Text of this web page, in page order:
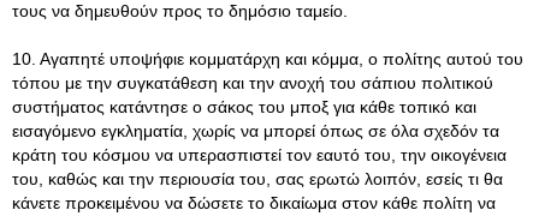
τους να δημευθούν προς το δημόσιο ταμείο.
10. Αγαπητέ υποψήφιε κομματάρχη και κόμμα, ο πολίτης αυτού του
τόπου με την συγκατάθεση και την ανοχή του σάπιου πολιτικού
συστήματος κατάντησε ο σάκος του μποξ για κάθε τοπικό και
εισαγόμενο εγκληματία, χωρίς να μπορεί όπως σε όλα σχεδόν τα
κράτη του κόσμου να υπερασπιστεί τον εαυτό του, την οικογένεια
του, καθώς και την περιουσία του, σας ερωτώ λοιπόν, εσείς τι θα
κάνετε προκειμένου να δώσετε το δικαίωμα στον κάθε πολίτη να